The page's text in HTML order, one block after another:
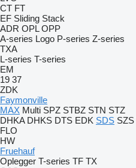
CT FT
EF Sliding Stack
ADR OPL OPP
A-series Logo P-series Z-series
TXA
L-series T-series
EM
19 37
ZDK
Faymonville
MAX Multi SPZ STBZ STN STZ
DHKA DHKS DTS EDK SDS SZS
FLO
HW
Fruehauf
Oplegger T-series TF TX